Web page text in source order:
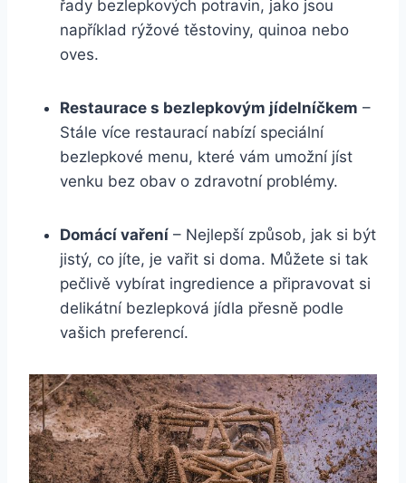
řady bezlepkových potravin, jako jsou
například rýžové těstoviny, quinoa nebo
oves.
Restaurace s bezlepkovým jídelníčkem –
Stále více restaurací nabízí speciální
bezlepkové menu, které vám umožní jíst
venku bez obav o zdravotní problémy.
Domácí vaření – Nejlepší způsob, jak si být
jistý, co jíte, je vařit si doma. Můžete si tak
pečlivě vybírat ingredience a připravovat si
delikátní bezlepková jídla přesně podle
vašich preferencí.